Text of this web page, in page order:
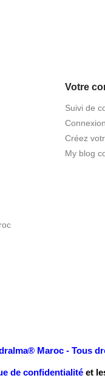
Votre
Suivi de
Connexion
Créez
My blog
Maroc - Tous
de confidentialitéet